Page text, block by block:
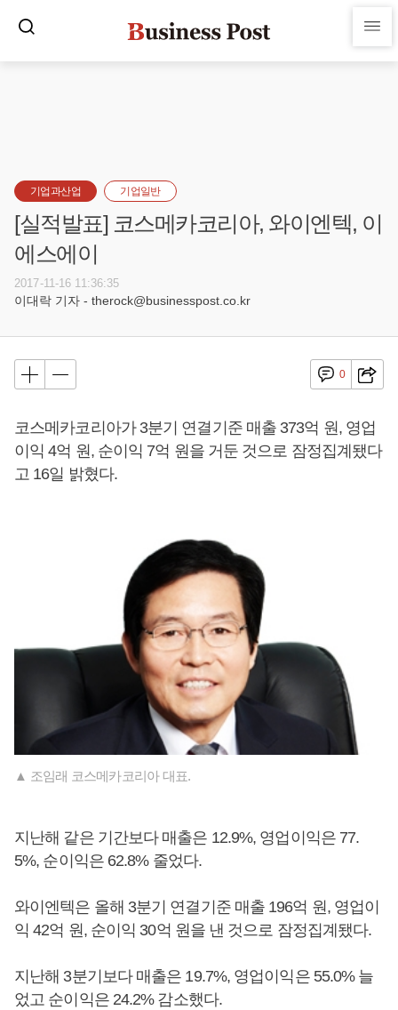
기업과산업 기업일반
[실적발표] 코스메카코리아, 와이엔텍, 이
에스에이
2017-11-16 11:36:35
이대락 기자 - therock@businesspost.co.kr
0
코스메카코리아가 3분기 연결기준 매출 373억 원, 영업
이익 4억 원, 순이익 7억 원을 거둔 것으로 잠정집계됐다
고 16일 밝혔다.
▲ 조임래 코스메카코리아 대표.
지난해 같은 기간보다 매출은 12.9%, 영업이익은 77.
5%, 순이익은 62.8% 줄었다.
와이엔텍은 올해 3분기 연결기준 매출 196억 원, 영업이
익 42억 원, 순이익 30억 원을 낸 것으로 잠정집계됐다.
지난해 3분기보다 매출은 19.7%, 영업이익은 55.0% 늘
었고 순이익은 24.2% 감소했다.